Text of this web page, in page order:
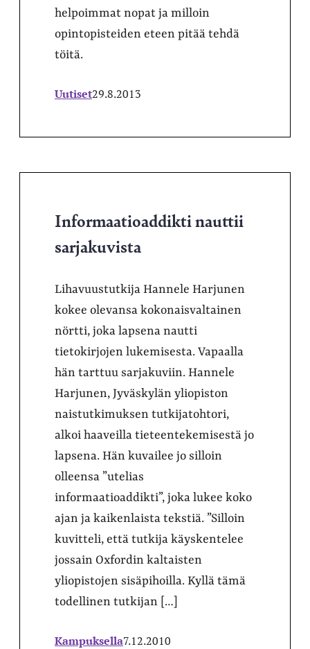
helpoimmat nopat ja milloin
opintopisteiden eteen pitää tehdä
töitä.
Uutiset29.8.2013
Informaatioaddikti nauttii
sarjakuvista
Lihavuustutkija Hannele Harjunen
kokee olevansa kokonaisvaltainen
nörtti, joka lapsena nautti
tietokirjojen lukemisesta. Vapaalla
hän tarttuu sarjakuviin. Hannele
Harjunen, Jyväskylän yliopiston
naistutkimuksen tutkijatohtori,
alkoi haaveilla tieteentekemisestä jo
lapsena. Hän kuvailee jo silloin
olleensa ”utelias
informaatioaddikti”, joka lukee koko
ajan ja kaikenlaista tekstiä. ”Silloin
kuvitteli, että tutkija käyskentelee
jossain Oxfordin kaltaisten
yliopistojen sisäpihoilla. Kyllä tämä
todellinen tutkijan […]
Kampuksella7.12.2010